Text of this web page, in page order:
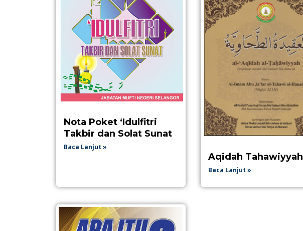
Nota Poket ‘Idulfitri
Takbir dan Solat Sunat
Baca Lanjut »
Aqidah Tahawiyyah
Baca Lanjut »